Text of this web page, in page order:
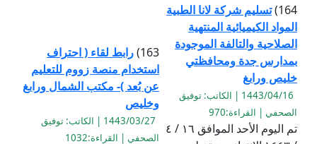
164) تسليم شركة لانا الطبية
المواد الكيميائية المنتهية
الصلاحية والتالفة الموجودة
بمدارس جدة ومحافظتي
خليص ورابغ
1443/04/16 | الكاتب: توفيق
الصحفي | القراءة:970
تم اليوم الأحد الموافق ١٦ / ٤
163) رابط لقاء ( احتراف
استخدام منصة زووم للتعليم
عن بُعد )- مكتب الشمال ورابغ
وخليص
1443/03/27 | الكاتب: توفيق
الصحفي | القراءة:1032